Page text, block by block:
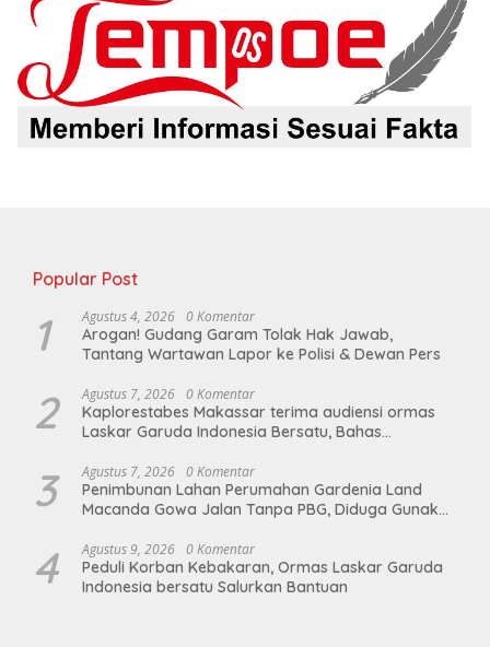
Popular Post
1 Agustus 4, 2026 0 Komentar
Arogan! Gudang Garam Tolak Hak Jawab,
Tantang Wartawan Lapor ke Polisi & Dewan Pers
2 Agustus 7, 2026 0 Komentar
Kaplorestabes Makassar terima audiensi ormas
Laskar Garuda Indonesia Bersatu, Bahas
3 Agustus 7, 2026 0 Komentar
Penimbunan Lahan Perumahan Gardenia Land
Macanda Gowa Jalan Tanpa PBG, Diduga Gunakan
4 Agustus 9, 2026 0 Komentar
Peduli Korban Kebakaran, Ormas Laskar Garuda
Indonesia bersatu Salurkan Bantuan